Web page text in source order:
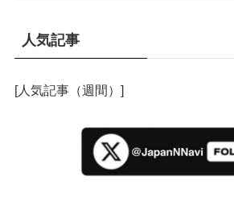
人気記事
[人気記事（週間）]